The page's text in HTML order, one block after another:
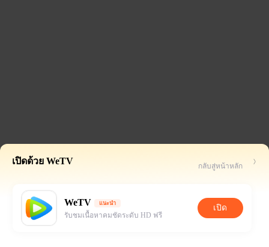
เปิดด้วย WeTV กลับสู่หน้าหลัก
WeTV แนะนำ
รับชมเนื้อหาคมชัดระดับ HD ฟรี
เปิด